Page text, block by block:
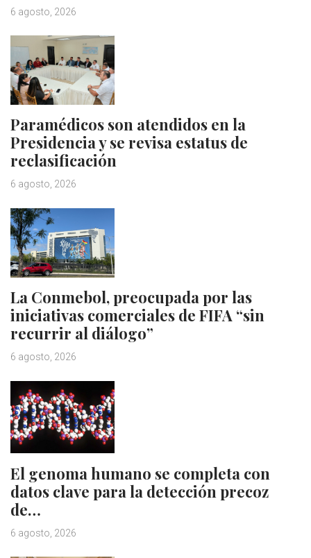
6 agosto, 2026
Paramédicos son atendidos en la
Presidencia y se revisa estatus de
reclasificación
6 agosto, 2026
La Conmebol, preocupada por las
iniciativas comerciales de FIFA “sin
recurrir al diálogo”
6 agosto, 2026
El genoma humano se completa con
datos clave para la detección precoz
de…
6 agosto, 2026